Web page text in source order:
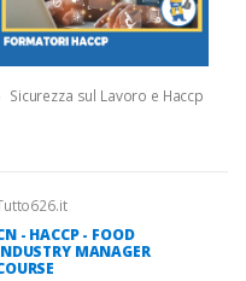
Sicurezza sul Lavoro e Haccp
- HACCP - FOOD
MANAGER